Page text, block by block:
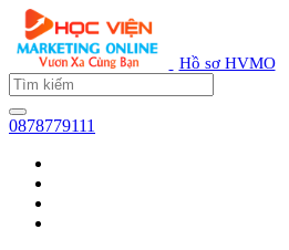
Hồ sơ HVMO
0878779111